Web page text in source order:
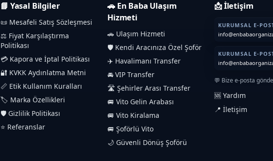
📘 Yasal Bilgiler
📜 Mesafeli Satış Sözleşmesi
⚖️ Fiyat Karşılaştırma
Politikası
💳 Kapora ve İptal Politikası
🔐 KVKK Aydınlatma Metni
📏 Etik Kullanım Kuralları
🏷️ Marka Özellikleri
🛡️ Gizlilik Politikası
⭐ Referanslar
🚗 En Baba Ulaşım
Hizmeti
🚗 Ulaşım Hizmeti
🛡️ Kendi Aracınıza Özel Şoför
✈️ Havalimanı Transfer
🚘 VIP Transfer
🛣️ Şehirler Arası Transfer
🚐 Vito Gelin Arabası
🚐 Vito Kiralama
🚐 Şoförlü Vito
🌙 Güvenli Dönüş Şoförü
📩 İletişim
KURUMSAL E-
KURUMSAL E-
💬 Bize e-posta
🆘 Yardım
📍 İletişim